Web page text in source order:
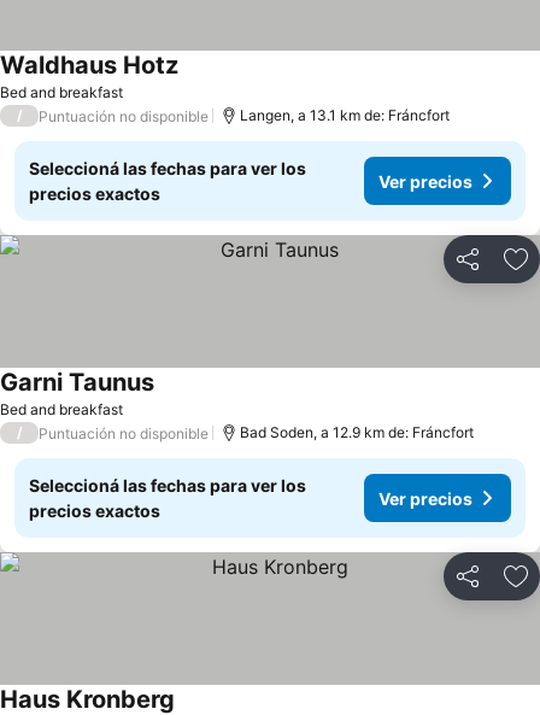
Bed and breakfast
Waldhaus HotzVer precios
/ Puntuación no disponible Langen, a 13.1 km de: Fráncfort
Seleccioná las fechas para ver los
precios exactos
Ver precios
Compartir
Bed and breakfast
Garni TaunusVer precios
/ Puntuación no disponible Bad Soden, a 12.9 km de: Fráncfort
Seleccioná las fechas para ver los
precios exactos
Ver precios
Compartir
Haus Kronberg